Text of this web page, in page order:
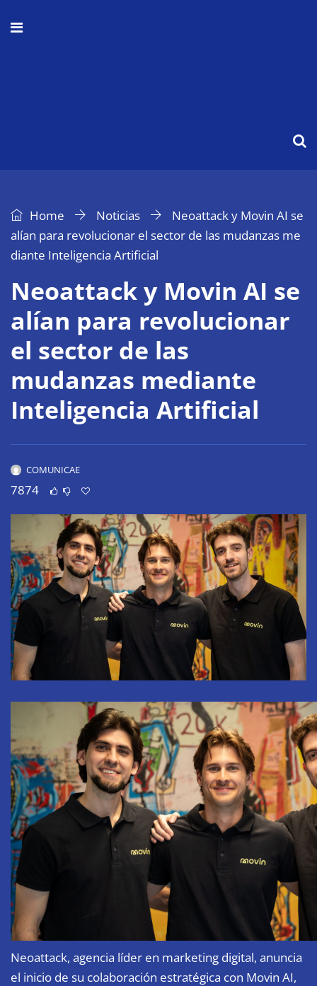
Home Noticias
Neoattack y Movin AI se
alían para revolucionar el sector de las mudanzas me
diante Inteligencia Artificial
Neoattack y Movin AI se
alían para revolucionar
el sector de las
mudanzas mediante
Inteligencia Artificial
COMUNICAE
7874
Neoattack, agencia líder en marketing digital, anuncia
el inicio de su colaboración estratégica con Movin AI,